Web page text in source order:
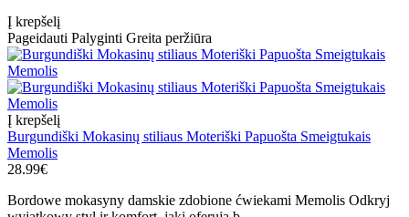
Į krepšelį
Pageidauti Palyginti Greita peržiūra
Į krepšelį
Burgundiški Mokasinų stiliaus Moteriški Papuošta Smeigtukais
Memolis
28.99€
Bordowe mokasyny damskie zdobione ćwiekami Memolis Odkryj